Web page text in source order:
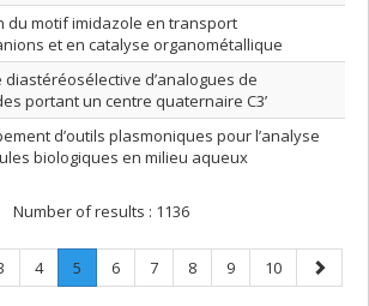
du motif imidazole en transport
et en catalyse organométallique
diastéréosélective d’analogues de
portant un centre quaternaire C3’
d’outils plasmoniques pour l’analyse
biologiques en milieu aqueux
Number of results : 1136
Page
4 Page
5
Current
Page
6 Page
7 Page
8 Page
9 Page
10
Next
page